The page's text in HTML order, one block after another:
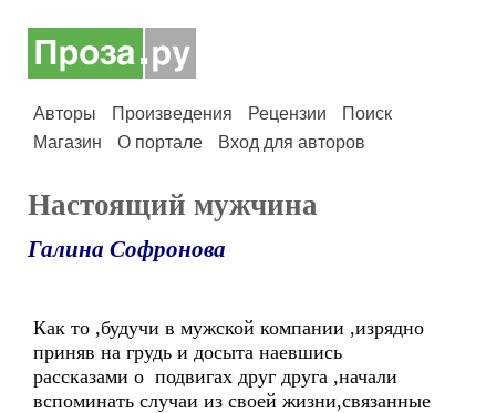
Авторы Произведения Рецензии
Поиск
Магазин
О портале Вход для авторов
Настоящий мужчина
Галина Софронова
Как то ,будучи в мужской компании ,изрядно
приняв на грудь и досыта наевшись
рассказами о подвигах друг друга ,начали
вспоминать случаи из своей жизни,связанные